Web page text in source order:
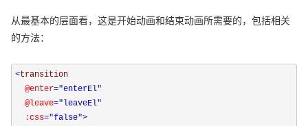
从最基本的层面看，这是开始动画和结束动画所需要的，包括相关
的方法：
<transition
@enter="enterEl"
  @leave
="leaveEl"
  :css
="false">